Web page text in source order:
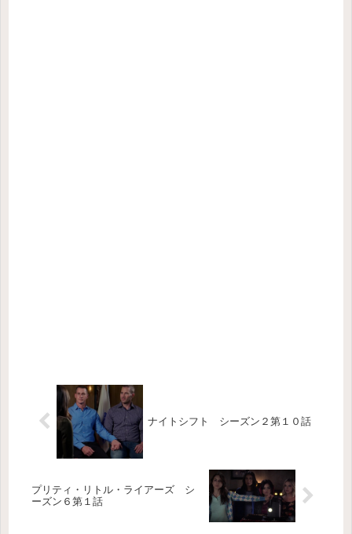
ナイトシフト シーズン２第１０話
プリティ・リトル・ライアーズ シ
ーズン６第１話